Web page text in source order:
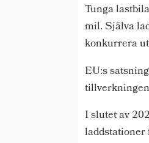
Tunga
mil. Själva
konkurrera
EU:s
I slutet av